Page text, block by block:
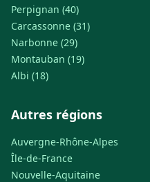
Perpignan (40)
Carcassonne (31)
Narbonne (29)
Montauban (19)
Albi (18)
Autres régions
Auvergne-Rhône-Alpes
Île-de-France
Nouvelle-Aquitaine